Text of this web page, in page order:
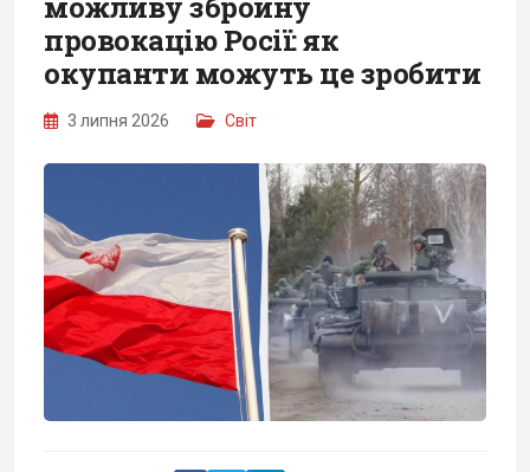
провокацію Росії: як
окупанти можуть це зробити
3 липня 2026 Світ